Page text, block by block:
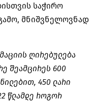
საჭირო
მნიშვნელოვნად
ღირებულება
შეამცირეს 600
450 ლარი
წლამდე როგორ